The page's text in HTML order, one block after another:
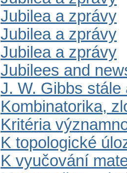
Jubilea a zprávy
Jubilea a zprávy
Jubilea a zprávy
Jubilees and
J. W. Gibbs
Kombinatorika,
Kritéria
K topologické
K vyučování